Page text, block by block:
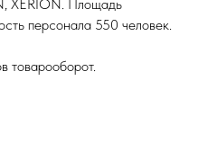
XERION. Площадь
персонала 550 человек.
товарооборот.